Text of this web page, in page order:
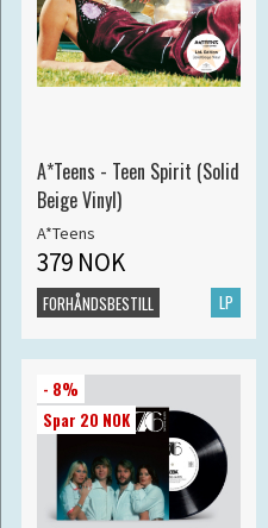
A*Teens - Teen Spirit (Solid
Beige Vinyl)
A*Teens
379 NOK
LP
FORHÅNDSBESTILL
- 8%
Spar 20 NOK